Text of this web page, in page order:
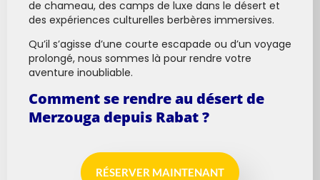
de chameau, des camps de luxe dans le désert et
des expériences culturelles berbères immersives.
Qu’il s’agisse d’une courte escapade ou d’un voyage
prolongé, nous sommes là pour rendre votre
aventure inoubliable.
Comment se rendre au désert de
Merzouga depuis Rabat ?
RÉSERVER MAINTENANT